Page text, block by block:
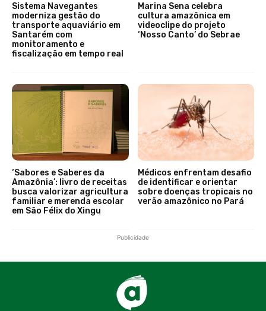
Sistema Navegantes
moderniza gestão do
transporte aquaviário em
Santarém com
monitoramento e
fiscalização em tempo real
Marina Sena celebra
cultura amazônica em
videoclipe do projeto
‘Nosso Canto’ do Sebrae
‘Sabores e Saberes da
Amazônia’: livro de receitas
busca valorizar agricultura
familiar e merenda escolar
em São Félix do Xingu
Médicos enfrentam desafio
de identificar e orientar
sobre doenças tropicais no
verão amazônico no Pará
Publicidade